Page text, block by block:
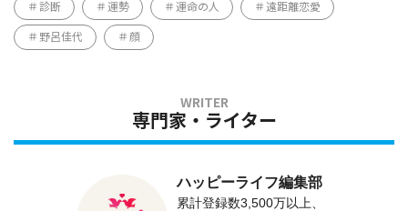
診断 運勢 運命の人 遠距離恋愛
野呂佳代 顔
専門家・ライター
ハッピーライフ編集部
累計登録数3,500万以上、